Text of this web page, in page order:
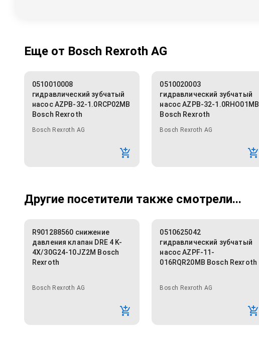
Еще от Bosch Rexroth AG
0510010008
гидравлический зубчатый
насос AZPB-32-1.0RCP02MB
Bosch Rexroth
Bosch Rexroth AG
0510020003
гидравлический зубчатый
насос AZPB-32-1.0RHO01MB
Bosch Rexroth
Bosch Rexroth AG
Другие посетители также смотрели...
R901288560 снижение
давления клапан DRE 4 K-
4X/30G24-10JZ2M Bosch
Rexroth
Bosch Rexroth AG
0510625042
гидравлический зубчатый
насос AZPF-11-
016RQR20MB Bosch Rexroth
Bosch Rexroth AG